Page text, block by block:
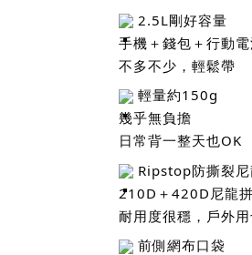
2.5L剛好容量
手機＋錢包＋行動
不多不少，輕鬆帶
輕量約150g
幾乎無負擔
日常背一整天也OK
Ripstop防撕裂尼
210D＋420D尼龍
耐用度很穩，戶外
前側網布口袋